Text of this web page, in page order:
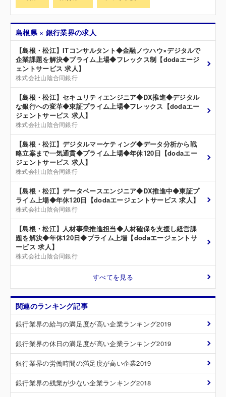
島根県 × 銀行業界の求人
【島根・松江】ITコンサルタント◆金融ノウハウ×デジタルで
企業課題を解決◆プライム上場◆フレックス制【dodaエージ
ェントサービス 求人】
株式会社山陰合同銀行
【島根・松江】セキュリティエンジニア◆DX推進◆デジタル
な銀行への変革◆東証プライム上場◆フレックス【dodaエー
ジェントサービス 求人】
株式会社山陰合同銀行
【島根・松江】デジタルマーケティング◆データ分析から戦
略立案まで一気通貫◆プライム上場◆年休120日【dodaエー
ジェントサービス 求人】
株式会社山陰合同銀行
【島根・松江】データベースエンジニア◆DX推進中◆東証プ
ライム上場◆年休120日【dodaエージェントサービス 求人】
株式会社山陰合同銀行
【島根・松江】人材事業推進担当◆人材確保を支援し経営課
題を解決◆年休120日◆プライム上場【dodaエージェントサ
ービス 求人】
株式会社山陰合同銀行
すべてを見る
関連のランキング記事
銀行業界の給与の満足度が高い企業ランキング2019
銀行業界の休日の満足度が高い企業ランキング2019
銀行業界の労働時間の満足度が高い企業2019
銀行業界の残業が少ない企業ランキング2018